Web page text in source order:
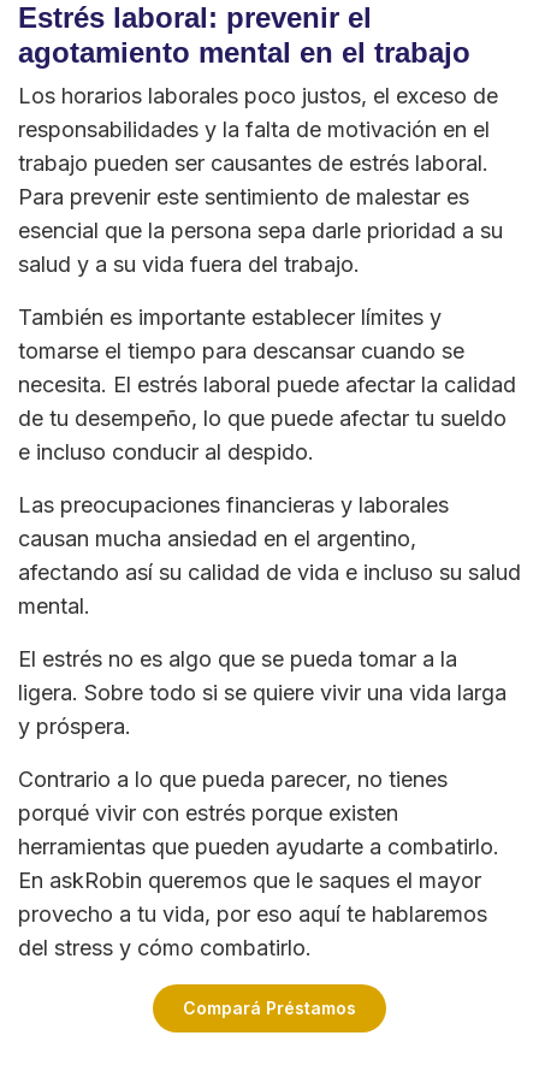
Estrés laboral: prevenir el
agotamiento mental en el trabajo
Los horarios laborales poco justos, el exceso de
responsabilidades y la falta de motivación en el
trabajo pueden ser causantes de estrés laboral.
Para prevenir este sentimiento de malestar es
esencial que la persona sepa darle prioridad a su
salud y a su vida fuera del trabajo.
También es importante establecer límites y
tomarse el tiempo para descansar cuando se
necesita. El estrés laboral puede afectar la calidad
de tu desempeño, lo que puede afectar tu sueldo
e incluso conducir al despido.
Las preocupaciones financieras y laborales
causan mucha ansiedad en el argentino,
afectando así su calidad de vida e incluso su salud
mental.
El estrés no es algo que se pueda tomar a la
ligera. Sobre todo si se quiere vivir una vida larga
y próspera.
Contrario a lo que pueda parecer, no tienes
porqué vivir con estrés porque existen
herramientas que pueden ayudarte a combatirlo.
En askRobin queremos que le saques el mayor
provecho a tu vida, por eso aquí te hablaremos
del stress y cómo combatirlo.
Compará Préstamos